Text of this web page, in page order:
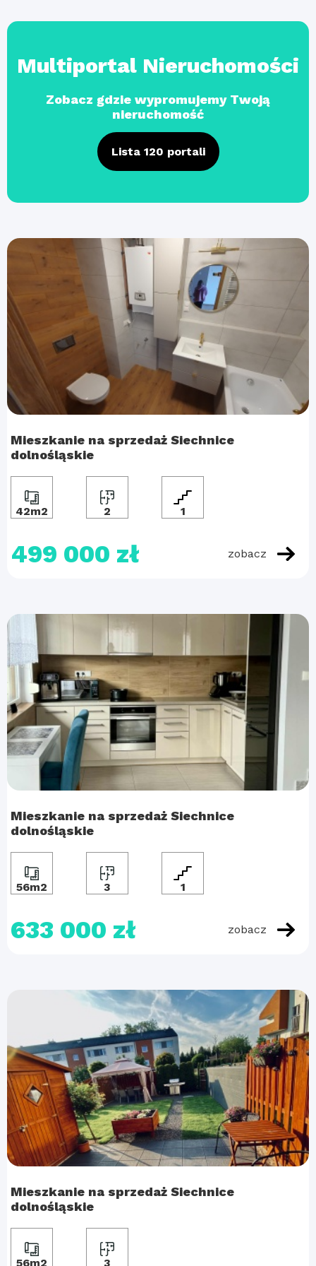
Multiportal Nieruchomości
Zobacz gdzie wypromujemy Twoją
nieruchomość
Lista 120 portali
Mieszkanie na sprzedaż Siechnice
dolnośląskie
42m2 2 1
499 000 zł zobacz
Mieszkanie na sprzedaż Siechnice
dolnośląskie
56m2 3 1
633 000 zł zobacz
Mieszkanie na sprzedaż Siechnice
dolnośląskie
56m2 3